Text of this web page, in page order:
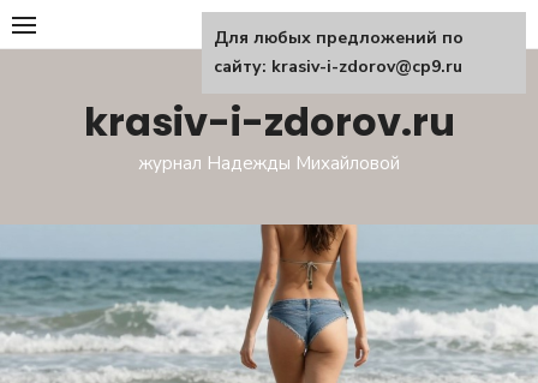
Перейти
к
krasiv-i-zdorov.ru
журнал Надежды Михайловой
Для любых предложений по
сайту: krasiv-i-zdorov@cp9.ru